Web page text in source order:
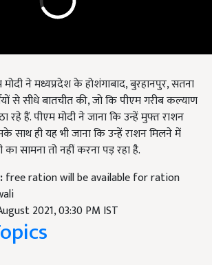
ने मध्यप्रदेश के होशंगाबाद, बुरहानपुर, सतना
से सीधे बातचीत की, जो कि पीएम गरीब कल्याण
रहे हैं. पीएम मोदी ने जाना कि उन्हें मुफ्त राशन
साथ ही यह भी जाना कि उन्हें राशन मिलने में
सामना तो नहीं करना पड़ रहा है.
free ration will be available for ration
2021, 03:30 PM IST